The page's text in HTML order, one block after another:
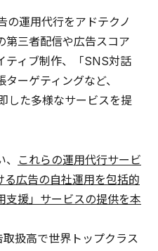
の運用代行をアドテクノ
第三者配信や広告スコア
ティブ制作、「SNS対話
ーゲティングなど、
した多様なサービスを提
これらの運用代行サービ
る広告の自社運用を包括的
支援」サービスの提供を本
扱高で世界トップクラス